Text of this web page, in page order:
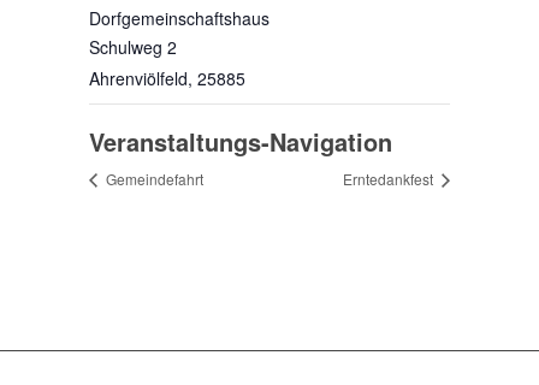
Dorfgemeinschaftshaus
Schulweg 2
Ahrenviölfeld, 25885
Veranstaltungs-Navigation
Gemeindefahrt Erntedankfest